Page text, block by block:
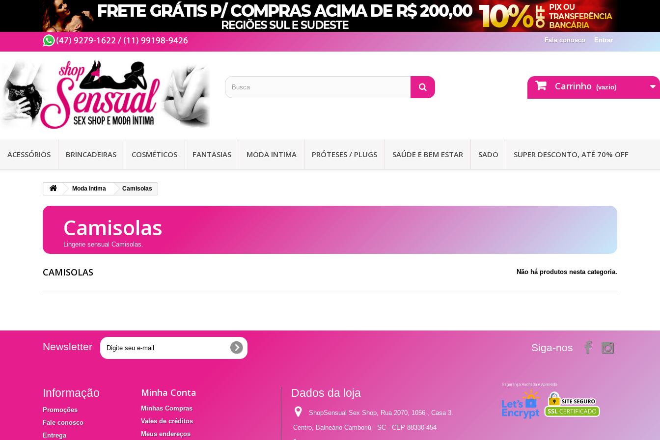
Entrar
Fale conosco
Carrinho (vazio)
ACESSÓRIOS BRINCADEIRAS COSMÉTICOS FANTASIAS MODA INTIMA PRÓTESES / PLUGS SAÚDE E BEM ESTAR SADO SUPER DESCONTO, ATÉ 70% OFF
Moda Intima Camisolas
Camisolas
Lingerie sensual Camisolas.
CAMISOLAS Não há produtos nesta categoria.
Newsletter Siga-nos
Informação
Promoções
Fale conosco
Entrega
Minha Conta
Minhas Compras
Vales de créditos
Meus endereços
Dados da loja
ShopSensual Sex Shop, Rua 2070, 1056 , Casa 3.
Centro, Balneário Camboriú - SC - CEP 88330-454